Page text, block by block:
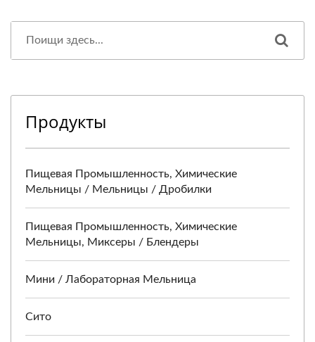
Продукты
Пищевая Промышленность, Химические
Мельницы / Мельницы / Дробилки
Пищевая Промышленность, Химические
Мельницы, Миксеры / Блендеры
Мини / Лабораторная Мельница
Сито